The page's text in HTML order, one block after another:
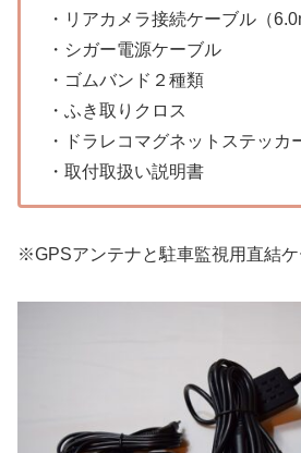
・リアカメラ接続ケーブル（
・シガー電源ケーブル
・ゴムバンド２種類
・ふき取りクロス
・ドラレコマグネットステッカ
・取付取扱い説明書
※GPSアンテナと駐車監視用直結ケ